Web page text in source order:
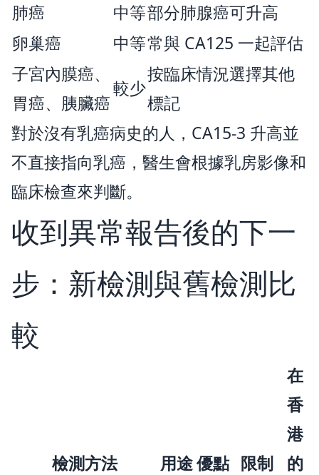
肺癌
中等部分肺腺癌可升高
卵巢癌
中等常與 CA125 一起評估
子宮內膜癌、
胃癌、胰臟癌
較少
按臨床情況選擇其他
標記
對於沒有乳癌病史的人，CA15-3 升高並
不直接指向乳癌，醫生會根據乳房影像和
臨床檢查來判斷。
收到異常報告後的下一
步：新檢測與舊檢測比
較
檢測方法 用途優點 限制
在
香
港
的